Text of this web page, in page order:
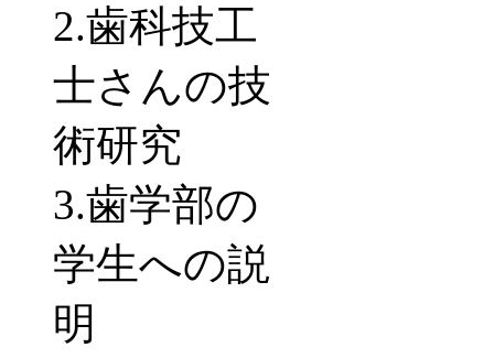
2.歯科技工
士さんの技
術研究
3.歯学部の
学生への説
明